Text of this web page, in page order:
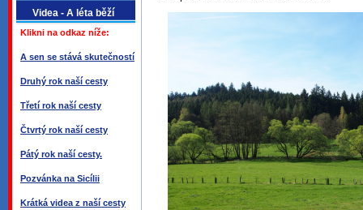
Videa - A léta běží
Klikni na odkaz níže:
A sen se stává skutečností
Druhý rok naší cesty
Třetí rok naší cesty
Čtvrtý rok naší cesty
Pátý rok naší cesty.
Pozvánka na Sicílii
Krátká videa z naší cesty